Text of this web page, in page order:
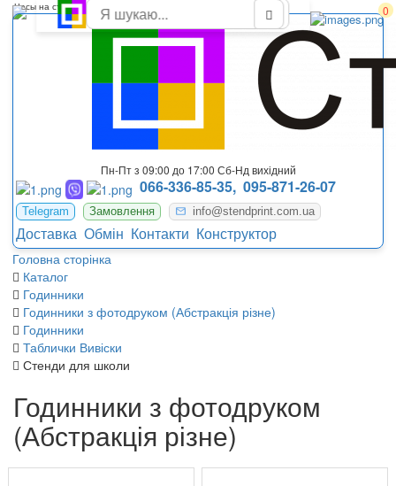
0
Пн-Пт з 09:00 до 17:00 Сб-Нд вихідний
066-336-85-35, 095-871-26-07
Telegram Замовлення info@stendprint.com.ua
Доставка Обмін Контакти Конструктор
Головна сторінка
Каталог
Годинники
Годинники з фотодруком (Абстракція різне)
Годинники
Таблички Вивіски
Стенди для школи
Часы на стену необычные абстракция с уникальным дизайном
Годинники з фотодруком
(Абстракція різне)